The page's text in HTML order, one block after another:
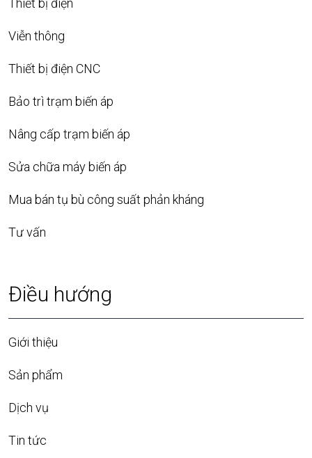
Thiết bị điện
Viễn thông
Thiết bị điện CNC
Bảo trì trạm biến áp
Nâng cấp trạm biến áp
Sửa chữa máy biến áp
Mua bán tụ bù công suất phản kháng
Tư vấn
Điều hướng
Giới thiệu
Sản phẩm
Dịch vụ
Tin tức